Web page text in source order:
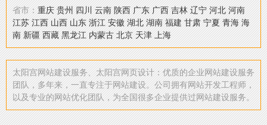
省市：重庆 贵州 四川 云南 陕西 广东 广西 吉林 辽宁 河北 河南
江苏 江西 山西 山东 浙江 安徽 湖北 湖南 福建 甘肃 宁夏 青海 海
南 新疆 西藏 黑龙江 内蒙古 北京 天津 上海
太阳宫网站建设服务、太阳宫网页设计：优质的企业网站建设服务
团队，多年来，一直专注于网站建设。公司拥有网站开发工程师，
以及专业的网站优化团队，为全国很多企业提供过网站建设服务。